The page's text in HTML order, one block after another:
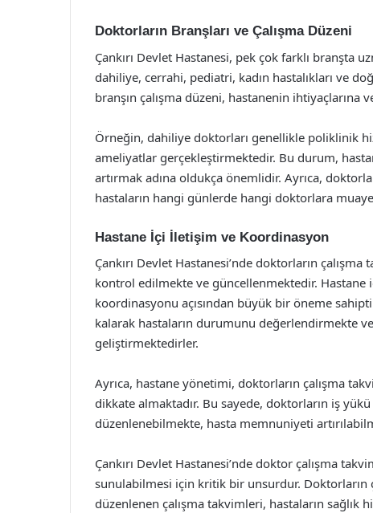
Doktorların Branşları ve Çalışma Düzeni
Çankırı Devlet Hastanesi, pek çok farklı branşta
dahiliye, cerrahi, pediatri, kadın hastalıkları ve
branşın çalışma düzeni, hastanenin
Örneğin, dahiliye doktorları genellikle poliklinik
ameliyatlar gerçekleştirmektedir. Bu durum,
artırmak adına oldukça önemlidir. Ayrıca,
hastaların hangi günlerde hangi doktorlara
Hastane İçi İletişim ve Koordinasyon
Çankırı Devlet Hastanesi’nde doktorların
kontrol edilmekte ve güncellenmektedir.
koordinasyonu açısından büyük bir öneme
kalarak hastaların durumunu değerlendirmekte
geliştirmektedirler.
Ayrıca, hastane yönetimi, doktorların çalışma
dikkate almaktadır. Bu sayede, doktorların iş
düzenlenebilmekte, hasta memnuniyeti
Çankırı Devlet Hastanesi’nde doktor çalışma
sunulabilmesi için kritik bir unsurdur. Doktorların
düzenlenen çalışma takvimleri, hastaların